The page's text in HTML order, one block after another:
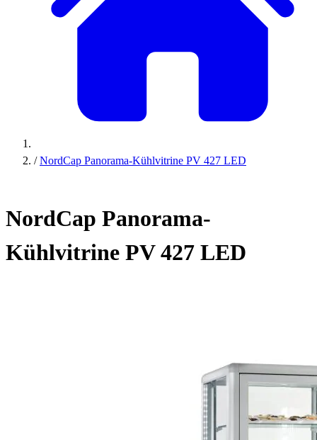
/ NordCap Panorama-Kühlvitrine PV 427 LED
NordCap Panorama-
Kühlvitrine PV 427 LED